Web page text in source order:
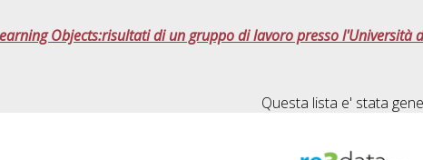
Objects:risultati di un gruppo di lavoro presso l'Università
Questa lista e' stata